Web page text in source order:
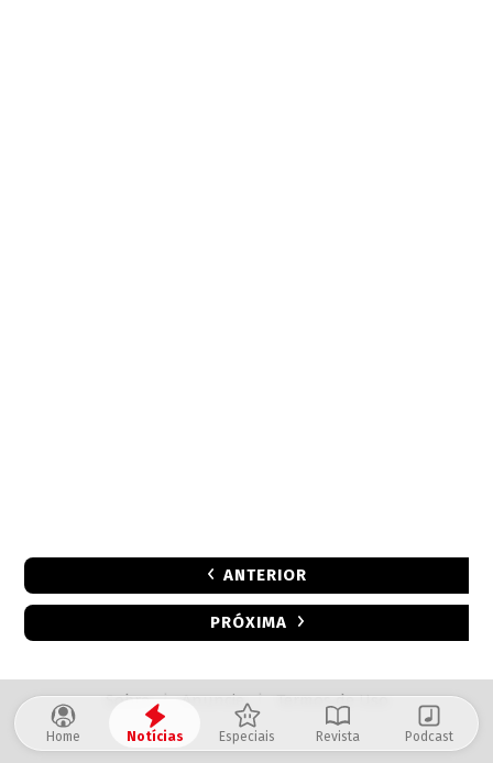
ANTERIOR
PRÓXIMA
Sobre | Anuncie | Termos de Uso
Home Notícias Especiais Revista Podcast